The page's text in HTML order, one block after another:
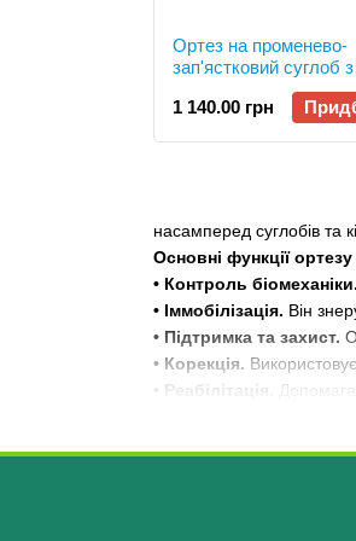
насамперед суглобів та
Основні функції ортезу
• Контроль біомеханіки.
• Іммобілізація. Він
• Підтримка та захист.
• Корекція.
• Реабілітація.
Ортез на променево-
зап'ястковий суглоб з
фіксацією великого
Алком 4065, лівий, р.1
1 140.00 грн